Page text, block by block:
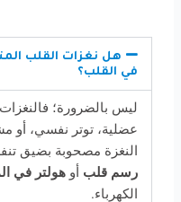
هل نغزات القلب
في القلب؟
ليس بالضرورة؛
عضلية، توتر نفسي، أو
النغزة مصحوبة بضيق
رسم قلب أوهولتر في
الكهرباء.